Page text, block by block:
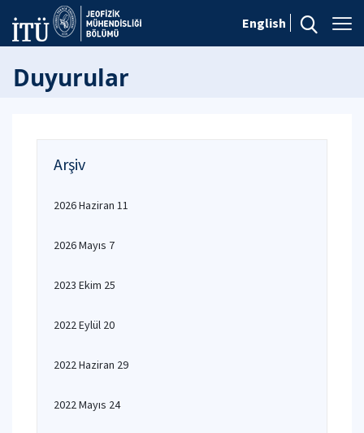
English
Duyurular
Arşiv
2026 Haziran 11
2026 Mayıs 7
2023 Ekim 25
2022 Eylül 20
2022 Haziran 29
2022 Mayıs 24